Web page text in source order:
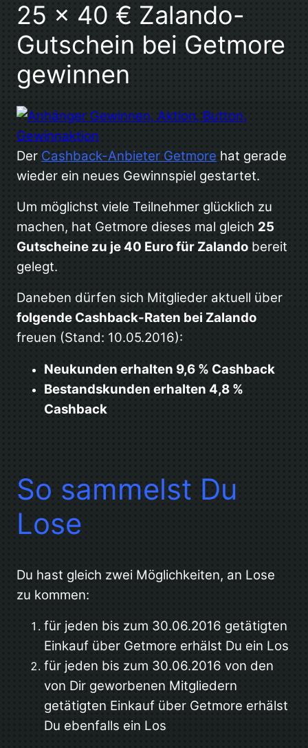
25 x 40 € Zalando-
Gutschein bei Getmore
gewinnen
Der Cashback-Anbieter Getmore hat gerade
wieder ein neues Gewinnspiel gestartet.
Um möglichst viele Teilnehmer glücklich zu
machen, hat Getmore dieses mal gleich 25
Gutscheine zu je 40 Euro für Zalando bereit
gelegt.
Daneben dürfen sich Mitglieder aktuell über
folgende Cashback-Raten bei Zalando
freuen (Stand: 10.05.2016):
Neukunden erhalten 9,6 % Cashback
Bestandskunden erhalten 4,8 %
Cashback
So sammelst Du
Lose
Du hast gleich zwei Möglichkeiten, an Lose
zu kommen:
für jeden bis zum 30.06.2016 getätigten
Einkauf über Getmore erhälst Du ein Los
für jeden bis zum 30.06.2016 von den
von Dir geworbenen Mitgliedern
getätigten Einkauf über Getmore erhälst
Du ebenfalls ein Los